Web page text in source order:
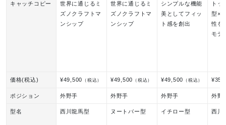
キャッチコピー
世界に通じるミ
ズノクラフトマ
ンシップ
世界に通じるミ
ズノクラフトマ
ンシップ
シンプルな機能
美としてフィッ
ト感を創出
トッ
型×
性を
モデ
価格(税込) ¥49,500 （税込） ¥49,500 （税込） ¥49,500 （税込）
ポジション 外野手 外野手 外野手 外野
型名 西川龍馬型 ヌートバー型 イチロー型 西川